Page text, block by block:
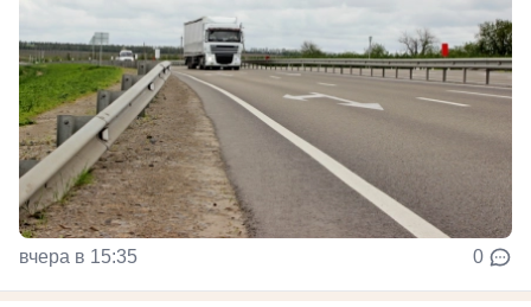
вчера в 15:35 0